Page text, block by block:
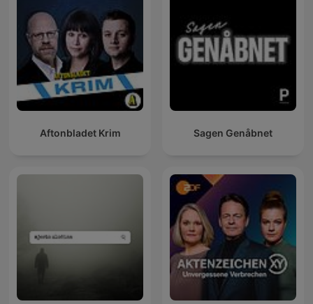
Aftonbladet Krim Sagen Genåbnet